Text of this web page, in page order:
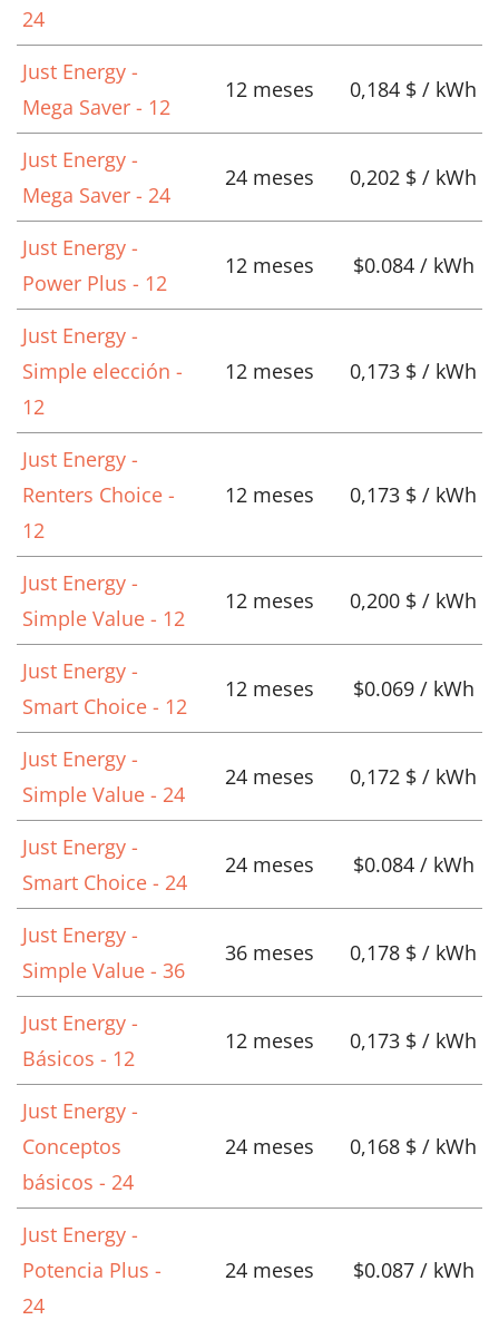
24
Just Energy -
Mega Saver - 12
12 meses 0,184 $ / kWh
Just Energy -
Mega Saver - 24
24 meses 0,202 $ / kWh
Just Energy -
Power Plus - 12
12 meses $0.084 / kWh
Just Energy -
Simple elección -
12
12 meses 0,173 $ / kWh
Just Energy -
Renters Choice -
12
12 meses 0,173 $ / kWh
Just Energy -
Simple Value - 12
12 meses 0,200 $ / kWh
Just Energy -
Smart Choice - 12
12 meses $0.069 / kWh
Just Energy -
Simple Value - 24
24 meses 0,172 $ / kWh
Just Energy -
Smart Choice - 24
24 meses $0.084 / kWh
Just Energy -
Simple Value - 36
36 meses 0,178 $ / kWh
Just Energy -
Básicos - 12
12 meses 0,173 $ / kWh
Just Energy -
Conceptos
básicos - 24
24 meses 0,168 $ / kWh
Just Energy -
Potencia Plus -
24
24 meses $0.087 / kWh